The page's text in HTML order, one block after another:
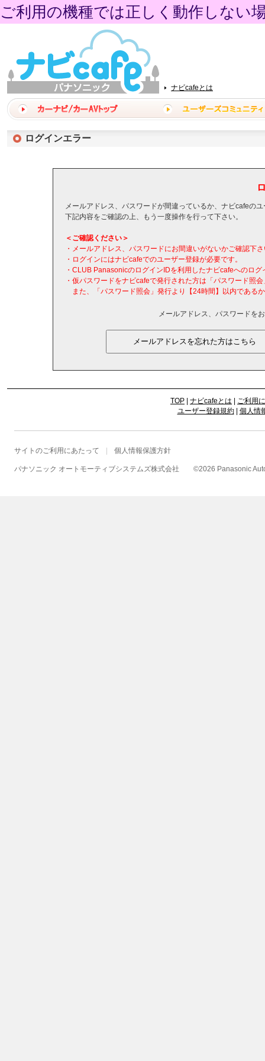
ご利用の機種では正しく動作しない
ナビcafeとは
ログインエラー
メールアドレス、パスワードが間違っているか、ナビcafeの
下記内容をご確認の上、もう一度操作を行って下さい。
＜ご確認ください＞
・メールアドレス、パスワードにお間違いがないかご確認下
・ログインにはナビcafeでのユーザー登録が必要です。
・CLUB PanasonicのログインIDを利用したナビcafeへのロ
・仮パスワードをナビcafeで発行された方は「パスワード照
また、「パスワード照会」発行より【24時間】以内である
メールアドレス、パスワードを
TOP ナビcafeとは
ご利用
ユーザー登録規約| 個人情
サイトのご利用にあたって 個人情報保護方針
パナソニック オートモーティブシステムズ株式会社 ©2026 Panasonic